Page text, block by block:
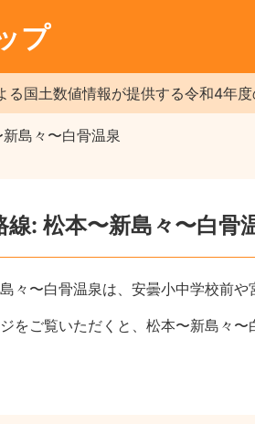
プ
る国土数値情報が提供する令和4年
島々〜白骨温泉
線: 松本〜新島々〜白骨
々〜白骨温泉は、安曇小中学校前
をご覧いただくと、松本〜新島々